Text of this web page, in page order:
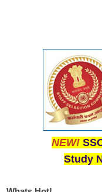
NEW!
Study